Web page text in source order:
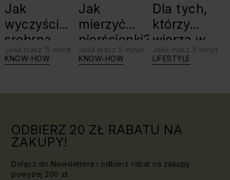
Jak
wyczyścić
srebrną
biżuterię?
Jeśli masz 11 minut
KNOW-HOW
Jak
mierzyć
pierścionki?
Jeśli masz 5 minut
KNOW-HOW
Dla tych,
którzy
wierzą w
swoje siły:
Jeśli masz 5 minut
LIFESTYLE
ODBIERZ 20 ZŁ RABATU NA
ZAKUPY!
Dołącz do Newslettera i odbierz rabat na zakupy
powyżej 200 zł.